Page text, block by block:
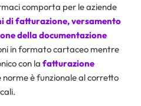
comporta per le aziende
di fatturazione, versamento
della documentazione
in formato cartaceo mentre
con la fatturazione
norme è funzionale al corretto